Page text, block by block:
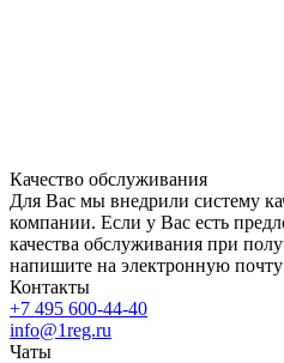
Качество обслуживания
Для Вас мы внедрили систему
компании. Если у Вас есть
качества обслуживания при
напишите на электронную почту
Контакты
+7 495 600-44-40
info@1reg.ru
Чаты